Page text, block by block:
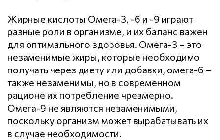
Жирные кислоты Омега-3, -6 и -9 играют
разные роли в организме, и их баланс важен
для оптимального здоровья. Омега-3 – это
незаменимые жиры, которые необходимо
получать через диету или добавки, омега-6 –
также незаменимы, но в современном
рационе их потребление чрезмерно.
Омега-9 не являются незаменимыми,
поскольку организм может вырабатывать их
в случае необходимости.